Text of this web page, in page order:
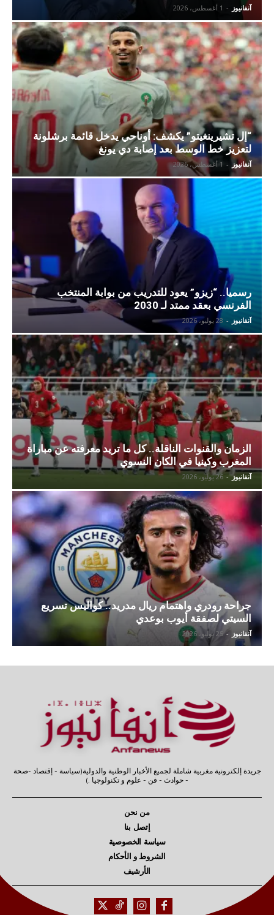
آنفانيوز - 1 أغسطس، 2026
“إل تشيرينغيتو” يكشف: أوناحي يدخل قائمة برشلونة
لتعزيز خط الوسط بعد إصابة دي يونغ
آنفانيوز - 1 أغسطس، 2026
رسميا.. “زيزو” يعود للتدريب من بوابة المنتخب
الفرنسي بعقد ممتد لـ 2030
آنفانيوز - 28 يوليو، 2026
الزمان والقنوات الناقلة.. كل ما تريد معرفته عن مباراة
المغرب وكينيا في الكان النسوي
آنفانيوز - 26 يوليو، 2026
جراحة رودري واهتمام ريال مدريد.. كواليس تسريع
السيتي لصفقة أيوب بوعدي
آنفانيوز - 25 يوليو، 2026
جريدة إلكترونية مغربية شاملة لجميع الأخبار الوطنية والدولية(سياسة - إقتصاد -صحة
- حوادث - فن - علوم و تكنولوجيا .)
من نحن
إتصل بنا
سياسة الخصوصية
الشروط و الأحكام
الأرشيف